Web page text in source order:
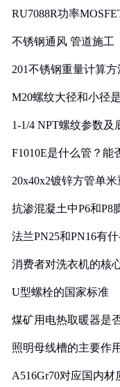
RU7088R功率
不锈钢通风 管道施工
201不锈钢重量计算方
M20螺纹大径和小径
1-1/4 NPT螺纹参数及
F1010E是什么管？能
20x40x2镀锌方管单
抗渗混凝土中P6和P8
法兰PN25和PN16有什
消费者对洗衣机的核
U型螺栓的国家标准
煤矿用电热取暖器是
照明母线槽的主要作
A516Gr70对应国内